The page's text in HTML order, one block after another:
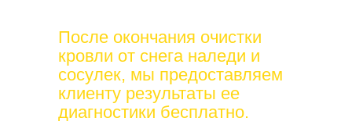
После окончания очистки
кровли от снега наледи и
сосулек, мы предоставляем
клиенту результаты ее
диагностики бесплатно.